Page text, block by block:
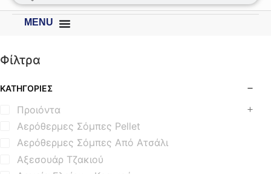
MENU
Φίλτρα
ΚΑΤΗΓΟΡΊΕΣ
Προιόντα
Αερόθερμες Σόμπες Pellet
Αερόθερμες Σόμπες Από Ατσάλι
Αξεσουάρ Τζακιού